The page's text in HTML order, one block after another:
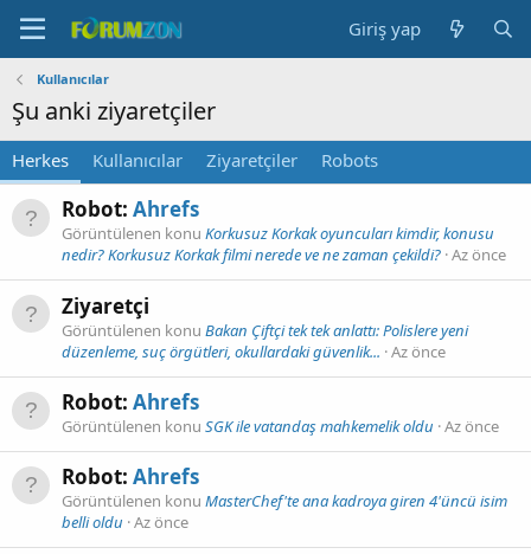
Giriş yap
Kullanıcılar
Şu anki ziyaretçiler
Herkes Kullanıcılar Ziyaretçiler Robots
Robot: Ahrefs
Görüntülenen konu Korkusuz Korkak oyuncuları kimdir, konusu
nedir? Korkusuz Korkak filmi nerede ve ne zaman çekildi? Az önce
Ziyaretçi
Görüntülenen konu Bakan Çiftçi tek tek anlattı: Polislere yeni
düzenleme, suç örgütleri, okullardaki güvenlik... Az önce
Robot: Ahrefs
Görüntülenen konu SGK ile vatandaş mahkemelik oldu Az önce
Robot: Ahrefs
Görüntülenen konu MasterChef'te ana kadroya giren 4'üncü isim
belli oldu Az önce